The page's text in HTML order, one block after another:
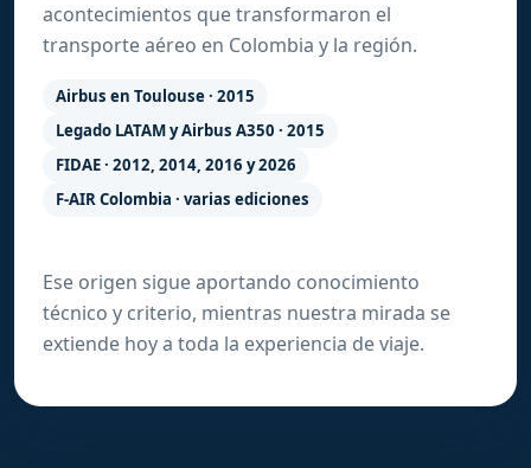
acontecimientos que transformaron el
transporte aéreo en Colombia y la región.
Airbus en Toulouse · 2015
Legado LATAM y Airbus A350 · 2015
FIDAE · 2012, 2014, 2016 y 2026
F-AIR Colombia · varias ediciones
Ese origen sigue aportando conocimiento
técnico y criterio, mientras nuestra mirada se
extiende hoy a toda la experiencia de viaje.